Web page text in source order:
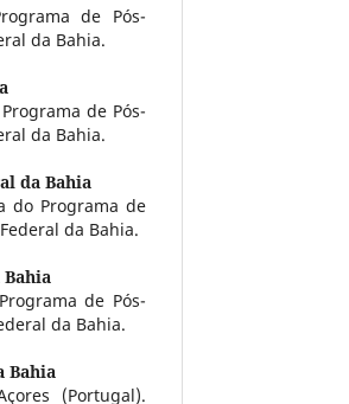
de Pós-
da Bahia.
de Pós-
da Bahia.
da Bahia
do Programa de
da Bahia.
de Pós-
da Bahia.
Bahia
(Portugal).